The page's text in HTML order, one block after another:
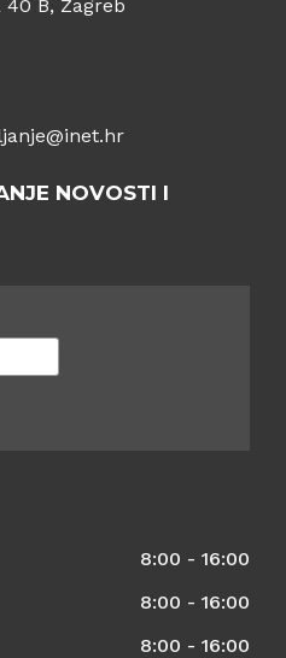
B, Zagreb
NOVOSTI I
8:00 - 16:00
8:00 - 16:00
8:00 - 16:00